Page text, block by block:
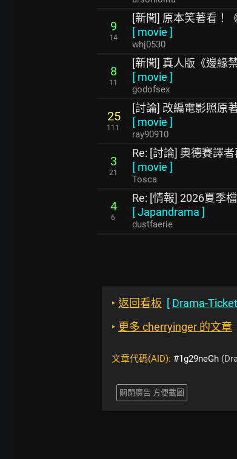
9
14
[新聞] 原本笑著看！
[ movie ]
whj0530
8
11
[新聞] 真人版《邊緣
[ movie ]
godofsex
25
111
[討論] 改編電影照原
[ movie ]
ray90910
3
21
Re: [討論] 奧德賽譯
[ movie ]
Tosca
4
6
Re: [情報] 2026夏季
[Japandrama ]
dustfaerie
‣ 返回看板 [ Drama-Ticket
‣ 更多 cherryinger 的文章
文章代碼(AID): #1g29neGh
關閉廣告 方便截圖